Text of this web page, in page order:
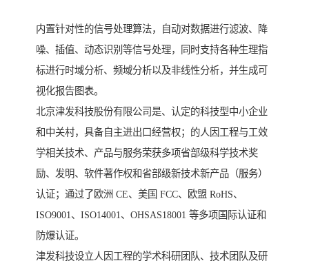
内置针对性的信号处理算法，自动对数据进行滤波、降
噪、插值、动态识别等信号处理，同时支持各种生理指
标进行时域分析、频域分析以及非线性分析，并生成可
视化报告图表。
北京津发科技股份有限公司是、认定的科技型中小企业
和中关村，具备自主进出口经营权；的人因工程与工效
学相关技术、产品与服务荣获多项省部级科学技术奖
励、发明、软件著作权和省部级新技术新产品（服务）
认证；通过了欧洲 CE、美国 FCC、欧盟 RoHS、
ISO9001、ISO14001、OHSAS18001 等多项国际认证和
防爆认证。
津发科技设立人因工程的学术科研团队、技术团队及研